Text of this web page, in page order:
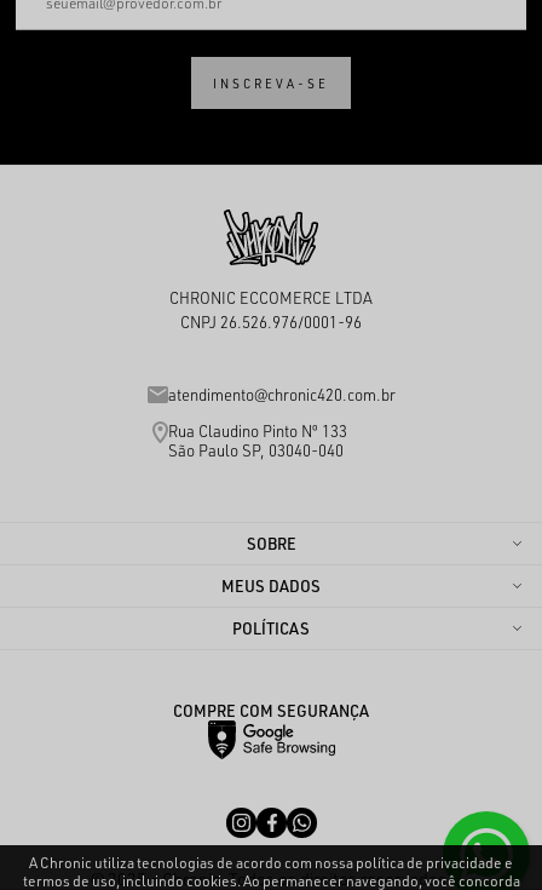
INSCREVA-SE
CHRONIC ECCOMERCE LTDA
CNPJ 26.526.976/0001-96
atendimento@chronic420.com.br
Rua Claudino Pinto Nº 133
São Paulo SP, 03040-040
SOBRE
MEUS DADOS
POLÍTICAS
COMPRE COM SEGURANÇA
© 2025 - Chronic. Todos os direitos reservados.
A Chronic utiliza tecnologias de acordo com nossa política de privacidade e
termos de uso, incluindo cookies. Ao permanecer navegando, você concorda